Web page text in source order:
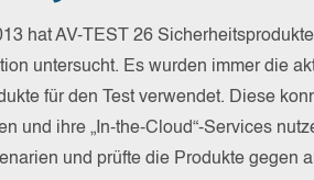
hat AV-TEST 26
untersucht. Es wurden immer die
für den Test verwendet. Diese
und ihre „In-the-Cloud“-Services
und prüfte die Produkte gegen